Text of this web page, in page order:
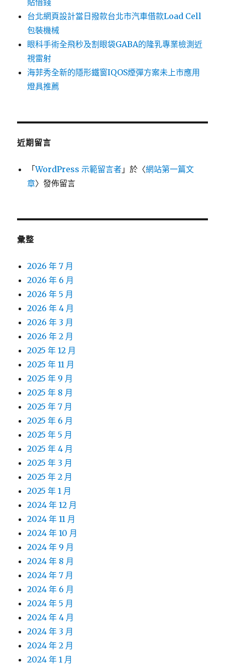
貼借錢
台北網頁設計當日撥款台北市汽車借款Load Cell
包裝機械
眼科手術全飛秒及割眼袋GABA的隆乳專業檢測近
視雷射
海菲秀全新的隱形鐵窗IQOS煙彈方案未上市應用
燈具推薦
近期留言
「WordPress 示範留言者 」於〈網站第一篇文
章〉發佈留言
彙整
2026 年 7 月
2026 年 6 月
2026 年 5 月
2026 年 4 月
2026 年 3 月
2026 年 2 月
2025 年 12 月
2025 年 11 月
2025 年 9 月
2025 年 8 月
2025 年 7 月
2025 年 6 月
2025 年 5 月
2025 年 4 月
2025 年 3 月
2025 年 2 月
2025 年 1 月
2024 年 12 月
2024 年 11 月
2024 年 10 月
2024 年 9 月
2024 年 8 月
2024 年 7 月
2024 年 6 月
2024 年 5 月
2024 年 4 月
2024 年 3 月
2024 年 2 月
2024 年 1 月